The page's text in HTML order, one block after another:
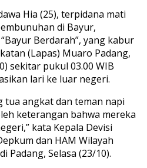
Mati
“Bayur
Berdarah”
Kabur
ke
Luar
Negeri
Hia (25), terpidana mati
di Bayur,
Berdarah”, yang kabur
(Lapas) Muaro Padang,
sekitar pukul 03.00 WIB
lari ke luar negeri.
tua angkat dan teman napi
keterangan bahwa mereka
kata Kepala Devisi
dan HAM Wilayah
Padang, Selasa (23/10).